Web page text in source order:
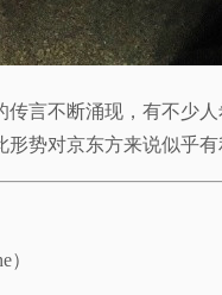
言不断涌现，有不少
势对京东方来说似乎有